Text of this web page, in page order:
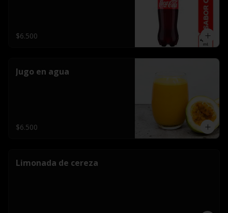
$6.500
Jugo en agua
$6.500
Limonada de cereza